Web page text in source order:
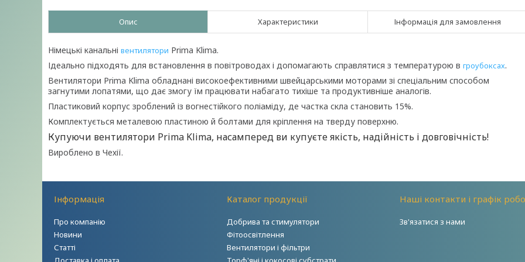
Опис Характеристики Інформація для замовлення
Німецькі канальні вентилятори Prima Klima.
Ідеально підходять для встановлення в повітроводах і допомагають справлятися з температурою в гроубоксах.
Вентилятори Prima Klima обладнані високоефективними швейцарськими моторами зі спеціальним способом
загнутими лопатями, що дає змогу їм працювати набагато тихіше та продуктивніше аналогів.
Пластиковий корпус зроблений із вогнестійкого поліаміду, де частка скла становить 15%.
Комплектується металевою пластиною й болтами для кріплення на тверду поверхню.
Купуючи вентилятори Prima Klima, насамперед ви купуєте якість, надійність і довговічність!
Вироблено в Чехії.
Інформація
Про компанію
Новини
Статті
Каталог продукції
Добрива та стимулятори
Фітоосвітлення
Вентилятори і фільтри
Наші контакти і графік
Зв'язатися з нами